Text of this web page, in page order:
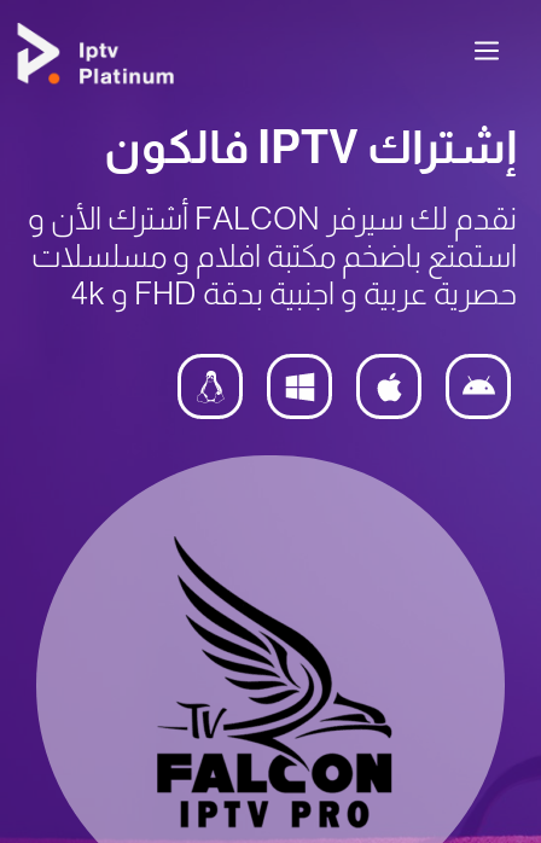
إشتراك IPTV فالكون
نقدم لك سيرفر FALCON أشترك الأن و
استمتع باضخم مكتبة افلام و مسلسلات
حصرية عربية و اجنبية بدقة FHD و 4k